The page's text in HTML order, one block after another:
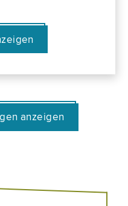
anzeigen